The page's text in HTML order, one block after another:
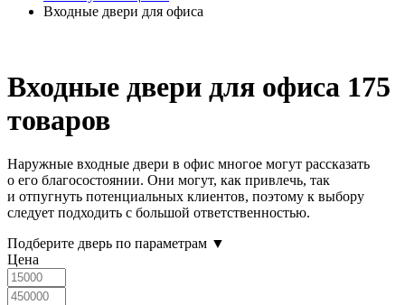
Входные двери для офиса
Входные двери для офиса 175
товаров
Наружные входные двери в офис многое могут рассказать
о его благосостоянии. Они могут, как привлечь, так
и отпугнуть потенциальных клиентов, поэтому к выбору
следует подходить с большой ответственностью.
Подберите дверь по параметрам ▼
Цена